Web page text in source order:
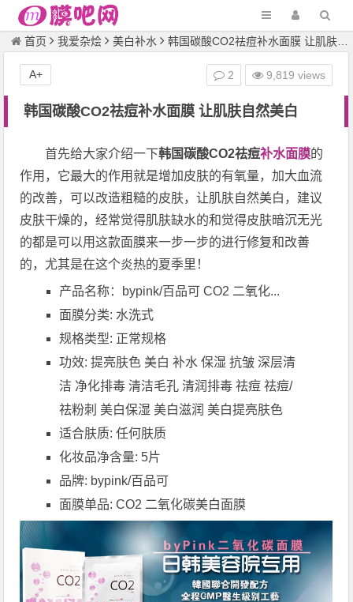
首页 我爱杂烩 美白补水 韩国碳酸CO2祛痘补水面膜 让肌肤自然美白
韩国碳酸CO2祛痘补水面膜 让肌肤自然美白
2 9,819 views
A+
首先给大家介绍一下韩国碳酸CO2祛痘补水面膜的
作用，它最大的作用就是增加皮肤的有氧量，加大血流
的改善，可以改造粗糙的皮肤，让肌肤自然美白，建议
皮肤干燥的，经常觉得肌肤缺水的和觉得皮肤暗沉无光
的都是可以用这款面膜来一步一步的进行修复和改善
的，尤其是在这个炎热的夏季里！
产品名称：bypink/百品可 CO2 二氧化...
面膜分类: 水洗式
规格类型: 正常规格
功效: 提亮肤色 美白 补水 保湿 抗皱 深层清
洁 净化排毒 清洁毛孔 清润排毒 祛痘 祛痘/
祛粉刺 美白保湿 美白滋润 美白提亮肤色
适合肤质: 任何肤质
化妆品净含量: 5片
品牌: bypink/百品可
面膜单品: CO2 二氧化碳美白面膜